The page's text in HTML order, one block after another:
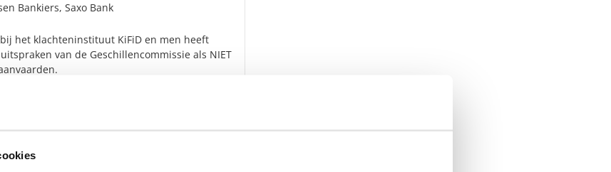
Bankiers, Saxo Bank
het klachteninstituut KiFiD en men heeft
van de Geschillencommissie als NIET